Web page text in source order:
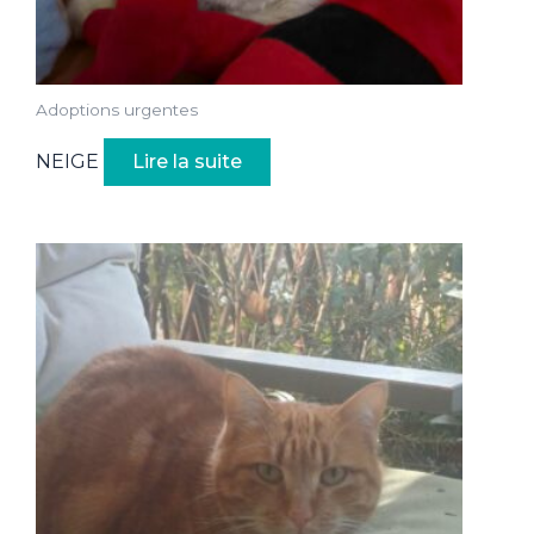
Adoptions urgentes
NEIGE Lire la suite